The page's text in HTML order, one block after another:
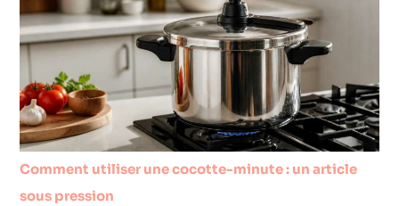
Comment utiliser une cocotte-minute : un article
sous pression